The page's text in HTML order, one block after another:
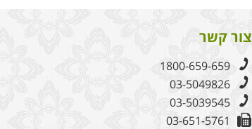
צור קשר
1800-659-659
03-5049826
03-5039545
03-651-5761